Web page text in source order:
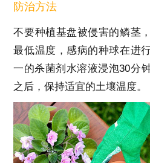
防治方法
不要种植基盘被侵害的鳞茎
最低温度，感病的种球在进
一的杀菌剂水溶液浸泡30分
之后，保持适宜的土壤温度。